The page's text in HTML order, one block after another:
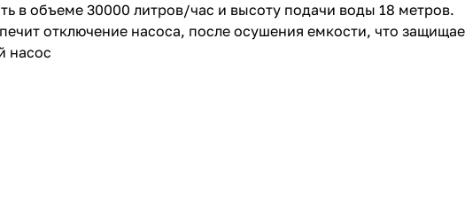
в объеме 30000 литров/час и высоту подачи воды 18 метров.
отключение насоса, после осушения емкости, что
насос